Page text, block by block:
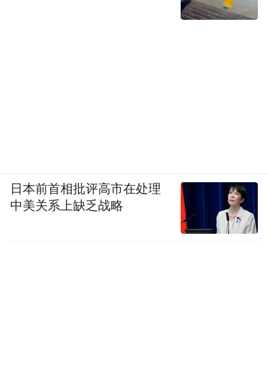
日本前首相批评高市在处理
中美关系上缺乏战略